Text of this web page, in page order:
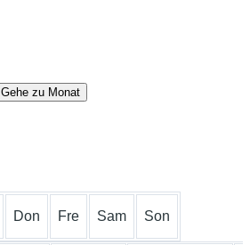
Gehe zu Monat
Don Fre Sam Son